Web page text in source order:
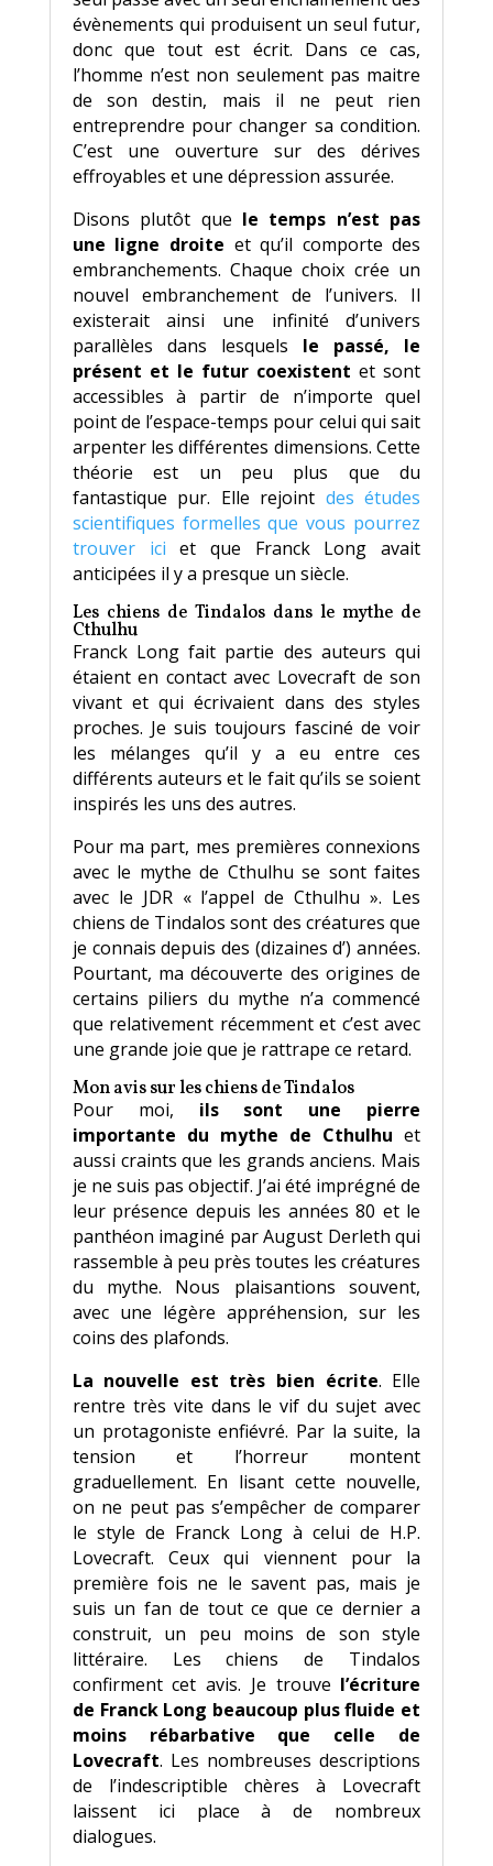
évènements qui produisent un seul futur,
donc que tout est écrit. Dans ce cas,
l’homme n’est non seulement pas maitre
de son destin, mais il ne peut rien
entreprendre pour changer sa condition.
C’est une ouverture sur des dérives
effroyables et une dépression assurée.
Disons plutôt que le temps n’est pas
une ligne droite et qu’il comporte des
embranchements. Chaque choix crée un
nouvel embranchement de l’univers. Il
existerait ainsi une infinité d’univers
parallèles dans lesquels le passé, le
présent et le futur coexistent et sont
accessibles à partir de n’importe quel
point de l’espace-temps pour celui qui sait
arpenter les différentes dimensions. Cette
théorie est un peu plus que du
fantastique pur. Elle rejoint des études
scientifiques formelles que vous pourrez
trouver ici et que Franck Long avait
anticipées il y a presque un siècle.
Les chiens de Tindalos dans le mythe de
Cthulhu
Franck Long fait partie des auteurs qui
étaient en contact avec Lovecraft de son
vivant et qui écrivaient dans des styles
proches. Je suis toujours fasciné de voir
les mélanges qu’il y a eu entre ces
différents auteurs et le fait qu’ils se soient
inspirés les uns des autres.
Pour ma part, mes premières connexions
avec le mythe de Cthulhu se sont faites
avec le JDR « l’appel de Cthulhu ». Les
chiens de Tindalos sont des créatures que
je connais depuis des (dizaines d’) années.
Pourtant, ma découverte des origines de
certains piliers du mythe n’a commencé
que relativement récemment et c’est avec
une grande joie que je rattrape ce retard.
Mon avis sur les chiens de Tindalos
Pour moi, ils sont une pierre
importante du mythe de Cthulhu et
aussi craints que les grands anciens. Mais
je ne suis pas objectif. J’ai été imprégné de
leur présence depuis les années 80 et le
panthéon imaginé par August Derleth qui
rassemble à peu près toutes les créatures
du mythe. Nous plaisantions souvent,
avec une légère appréhension, sur les
coins des plafonds.
La nouvelle est très bien écrite. Elle
rentre très vite dans le vif du sujet avec
un protagoniste enfiévré. Par la suite, la
tension et l’horreur montent
graduellement. En lisant cette nouvelle,
on ne peut pas s’empêcher de comparer
le style de Franck Long à celui de H.P.
Lovecraft. Ceux qui viennent pour la
première fois ne le savent pas, mais je
suis un fan de tout ce que ce dernier a
construit, un peu moins de son style
littéraire. Les chiens de Tindalos
confirment cet avis. Je trouve l’écriture
de Franck Long beaucoup plus fluide et
moins rébarbative que celle de
Lovecraft. Les nombreuses descriptions
de l’indescriptible chères à Lovecraft
laissent ici place à de nombreux
dialogues.